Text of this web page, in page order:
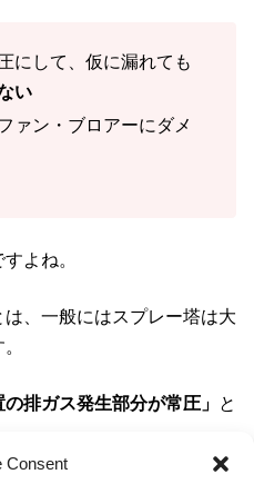
Consent
にして、仮に漏れても
い
ァン・ブロアーにダメ
よね。
、一般にはスプレー塔は大
の排ガス発生部分が常圧」 と